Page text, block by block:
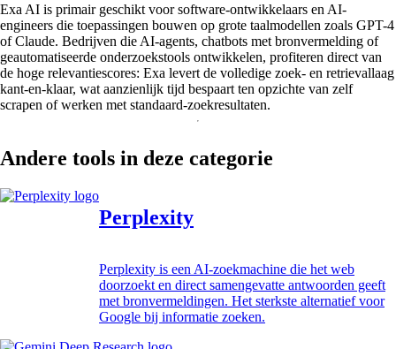
Exa AI is primair geschikt voor software-ontwikkelaars en AI-
engineers die toepassingen bouwen op grote taalmodellen zoals GPT-4
of Claude. Bedrijven die AI-agents, chatbots met bronvermelding of
geautomatiseerde onderzoekstools ontwikkelen, profiteren direct van
de hoge relevantiescores: Exa levert de volledige zoek- en retrievallaag
kant-en-klaar, wat aanzienlijk tijd bespaart ten opzichte van zelf
scrapen of werken met standaard-zoekresultaten.
Andere tools in deze categorie
Perplexity
Perplexity is een AI-zoekmachine die het web
doorzoekt en direct samengevatte antwoorden geeft
met bronvermeldingen. Het sterkste alternatief voor
Google bij informatie zoeken.